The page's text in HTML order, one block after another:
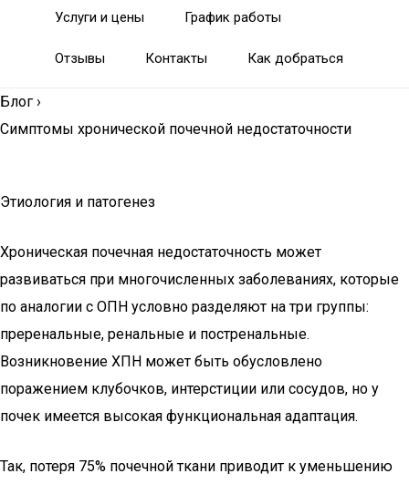
Услуги и цены График работы
Отзывы Контакты Как добраться
Блог ›
Симптомы хронической почечной недостаточности
Этиология и патогенез
Хроническая почечная недостаточность может
развиваться при многочисленных заболеваниях, которые
по аналогии с ОПН условно разделяют на три группы:
преренальные, ренальные и постренальные.
Возникновение ХПН может быть обусловлено
поражением клубочков, интерстиции или сосудов, но у
почек имеется высокая функциональная адаптация.
Так, потеря 75% почечной ткани приводит к уменьшению